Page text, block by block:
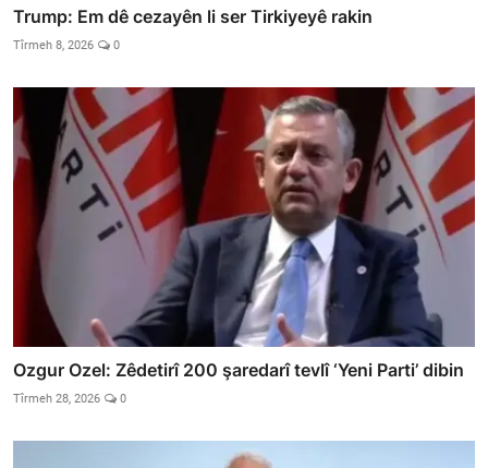
Trump: Em dê cezayên li ser Tirkiyeyê rakin
Tîrmeh 8, 2026 0
Ozgur Ozel: Zêdetirî 200 şaredarî tevlî ‘Yeni Parti’ dibin
Tîrmeh 28, 2026 0